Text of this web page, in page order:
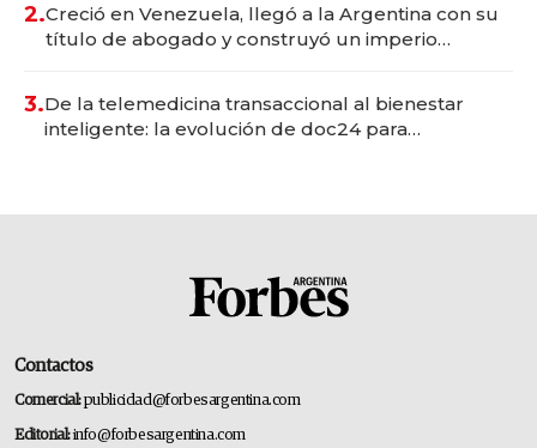
2.Creció en Venezuela, llegó a la Argentina con su
título de abogado y construyó un imperio
3.De la telemedicina transaccional al bienestar
inteligente: la evolución de doc24 para
Contactos
Comercial:publicidad@forbesargentina.com
Editorial:info@forbesargentina.com